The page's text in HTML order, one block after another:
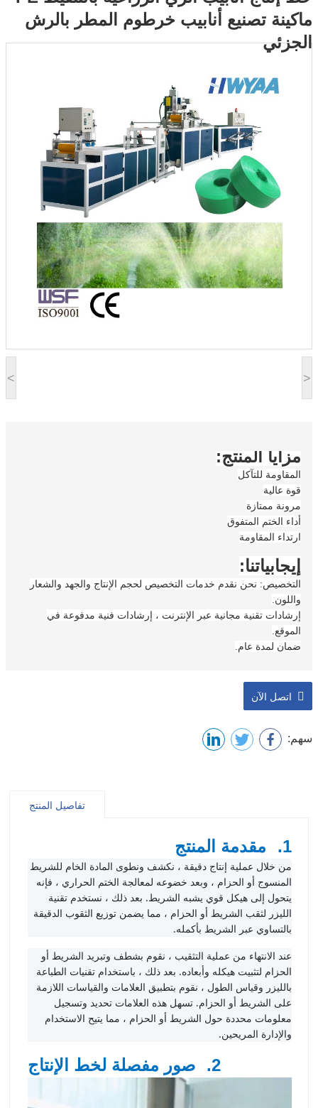
خرطوم المطر بالرش الجزئي
< >
ماكينة تصنيع أنابيب خرطوم المطر بالرش
الجزئي
مزايا المنتج:
المقاومة للتآكل
قوة عالية
مرونة ممتازة
أداء الختم المتفوق
ارتداء المقاومة
إيجابياتنا:
التخصيص: نحن نقدم خدمات التخصيص لحجم الإنتاج والجهد والشعار
واللون.
إرشادات تقنية مجانية عبر الإنترنت ، إرشادات فنية مدفوعة في
الموقع.
ضمان لمدة عام.
اتصل الآن
سهم:
تفاصيل المنتج
1. مقدمة المنتج
من خلال عملية إنتاج دقيقة ، نكشف ونطوى المادة الخام للشريط
المنسوج أو الحزام ، وبعد خضوعه لمعالجة الختم الحراري ، فإنه
يتحول إلى هيكل قوي يشبه الشريط. بعد ذلك ، نستخدم تقنية
الليزر لثقب الشريط أو الحزام ، مما يضمن توزيع الثقوب الدقيقة
بالتساوي عبر الشريط بأكمله.
عند الانتهاء من عملية التثقيب ، نقوم بشطف وتبريد الشريط أو
الحزام لتثبيت هيكله وأبعاده. بعد ذلك ، باستخدام تقنيات الطباعة
بالليزر وقياس الطول ، نقوم بتطبيق العلامات والقياسات اللازمة
على الشريط أو الحزام. تسهل هذه العلامات تحديد وتسجيل
معلومات محددة حول الشريط أو الحزام ، مما يتيح الاستخدام
والإدارة المريحين.
2. صور مفصلة لخط الإنتاج